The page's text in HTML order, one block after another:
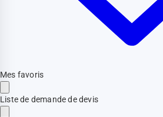
Mes favoris
Liste de demande de devis